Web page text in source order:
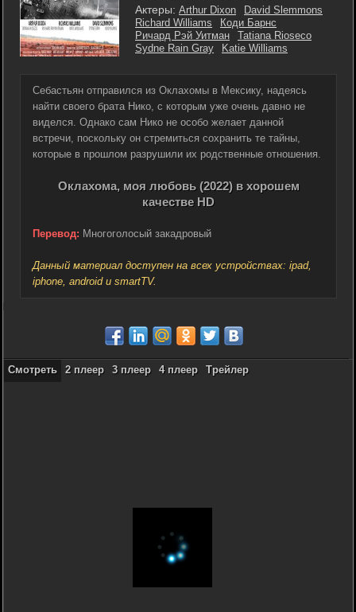
Актеры: Arthur Dixon
David Slemmons
Richard Williams
Коди Барнс
Ричард Рэй Уитман
Tatiana Rioseco
Sydne Rain Gray
Katie Williams
Себастьян отправился из Оклахомы в Мексику, надеясь
найти своего брата Нико, с которым уже очень давно не
виделся. Однако сам Нико не особо желает данной
встречи, поскольку он стремиться сохранить те тайны,
которые в прошлом разрушили их родственные отношения.
Оклахома, моя любовь (2022) в хорошем
качестве HD
Перевод: Многоголосый закадровый
Данный материал доступен на всех устройствах: ipad,
iphone, android и smartTV.
Смотреть 2 плеер 3 плеер 4 плеер Трейлер